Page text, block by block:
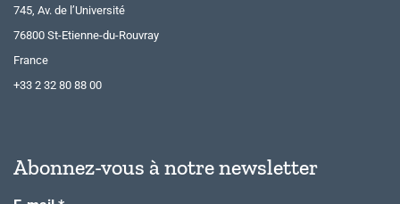
745, Av. de l’Université
76800 St-Etienne-du-Rouvray
France
+33 2 32 80 88 00
Abonnez-vous à notre newsletter